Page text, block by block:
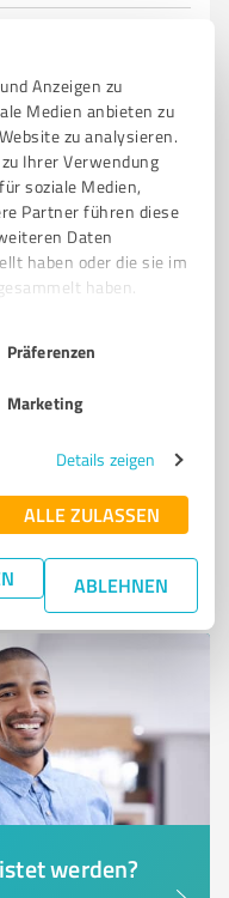
Anzeigen zu
Medien anbieten zu
zu analysieren.
Ihrer Verwendung
soziale Medien,
Partner führen diese
Daten
haben oder die sie im
haben.
Präferenzen
Marketing
Details zeigen
ALLE ZULASSEN
ABLEHNEN
Solo-Selbstständige
werden?